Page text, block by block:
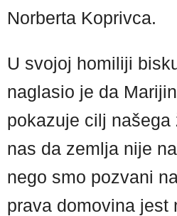
Norberta Koprivca.
U svojoj homiliji
naglasio je da
pokazuje cilj
nas da zemlja nije
nego smo pozvani
prava domovina jest